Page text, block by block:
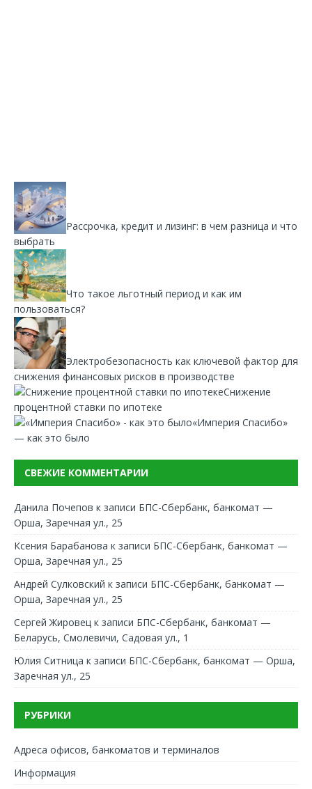
Рассрочка, кредит и лизинг: в чем разница и что
выбрать
Что такое льготный период и как им
пользоваться?
Электробезопасность как ключевой фактор для
снижения финансовых рисков в производстве
Снижение
процентной ставки по ипотеке
«Империя Спасибо»
— как это было
СВЕЖИЕ КОММЕНТАРИИ
Данила Почепов к записи БПС-Сбербанк, банкомат —
Орша, Заречная ул., 25
Ксения Барабанова к записи БПС-Сбербанк, банкомат —
Орша, Заречная ул., 25
Андрей Сулковский к записи БПС-Сбербанк, банкомат —
Орша, Заречная ул., 25
Сергей Жировец к записи БПС-Сбербанк, банкомат —
Беларусь, Смолевичи, Садовая ул., 1
Юлия Ситница к записи БПС-Сбербанк, банкомат — Орша,
Заречная ул., 25
РУБРИКИ
Адреса офисов, банкоматов и терминалов
Информация